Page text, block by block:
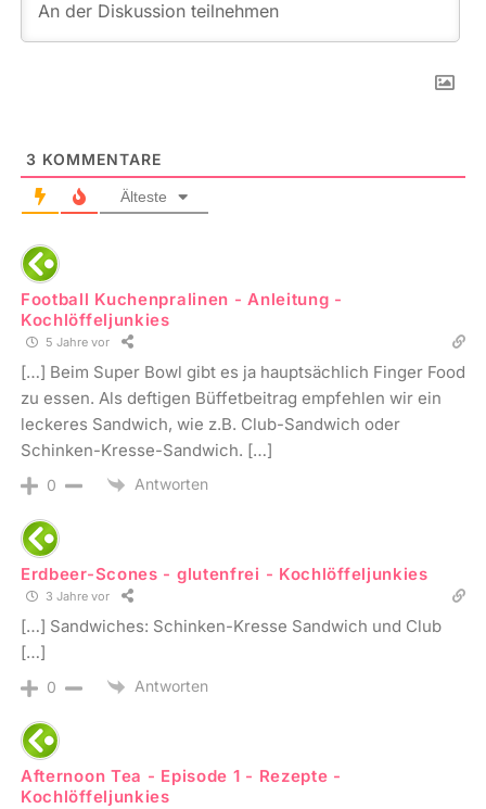
3 KOMMENTARE
Älteste
Football Kuchenpralinen - Anleitung -
Kochlöffeljunkies
5 Jahre vor
[…] Beim Super Bowl gibt es ja hauptsächlich Finger Food
zu essen. Als deftigen Büffetbeitrag empfehlen wir ein
leckeres Sandwich, wie z.B. Club-Sandwich oder
Schinken-Kresse-Sandwich. […]
0 Antworten
Erdbeer-Scones - glutenfrei - Kochlöffeljunkies
3 Jahre vor
[…] Sandwiches: Schinken-Kresse Sandwich und Club
[…]
0 Antworten
Afternoon Tea - Episode 1 - Rezepte -
Kochlöffeljunkies